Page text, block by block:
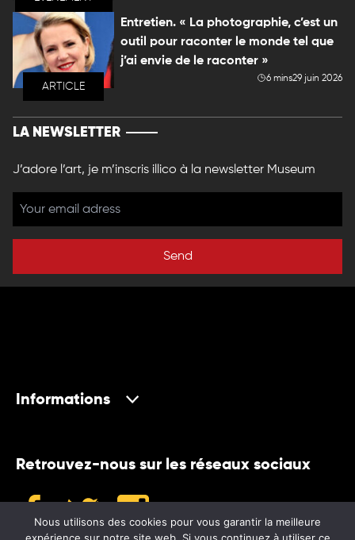
ARTICLE
Entretien. « La photographie, c’est un
outil pour raconter le monde tel que
j’ai envie de le raconter »
6 mins29 juin 2026
LA NEWSLETTER
J’adore l’art, je m’inscris illico à la newsletter Museum
Send
Informations
Retrouvez-nous sur les réseaux sociaux
Nous utilisons des cookies pour vous garantir la meilleure